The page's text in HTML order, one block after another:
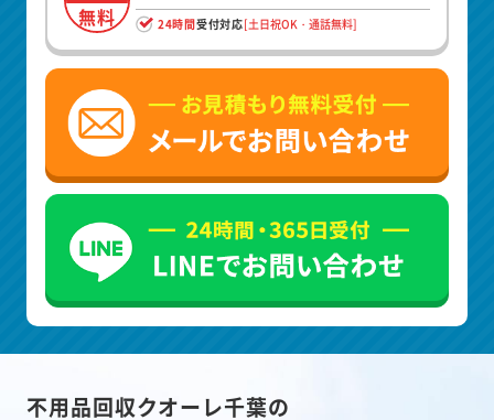
無料 24時間受付対応[土日祝OK・通話無料]
不用品回収クオーレ千葉の